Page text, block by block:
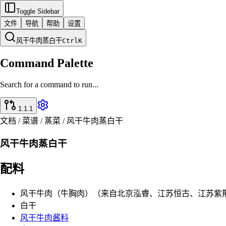
Toggle Sidebar
文件
导航 帮助 设置
风干牛肉蒸白干CtrlK
Command Palette
Search for a command to run...
1.1.1
文档 / 菜谱 / 蒸菜 / 风干牛肉蒸白干
风干牛肉蒸白干
配料
风干牛肉（牛胸肉）（来自北京泓睿、江苏恒古、江苏紫
白干
风干牛肉酱料